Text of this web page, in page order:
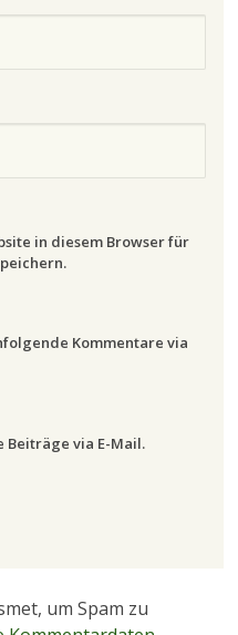
in diesem Browser für
Kommentare via
Beiträge via E-Mail.
um Spam zu